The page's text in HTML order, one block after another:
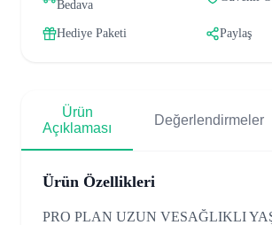
Bedava
Hediye Paketi Paylaş
Ürün
Açıklaması
Değerlendirmeler
Ürün Özellikleri
PRO PLAN UZUN VESAĞLIKLI